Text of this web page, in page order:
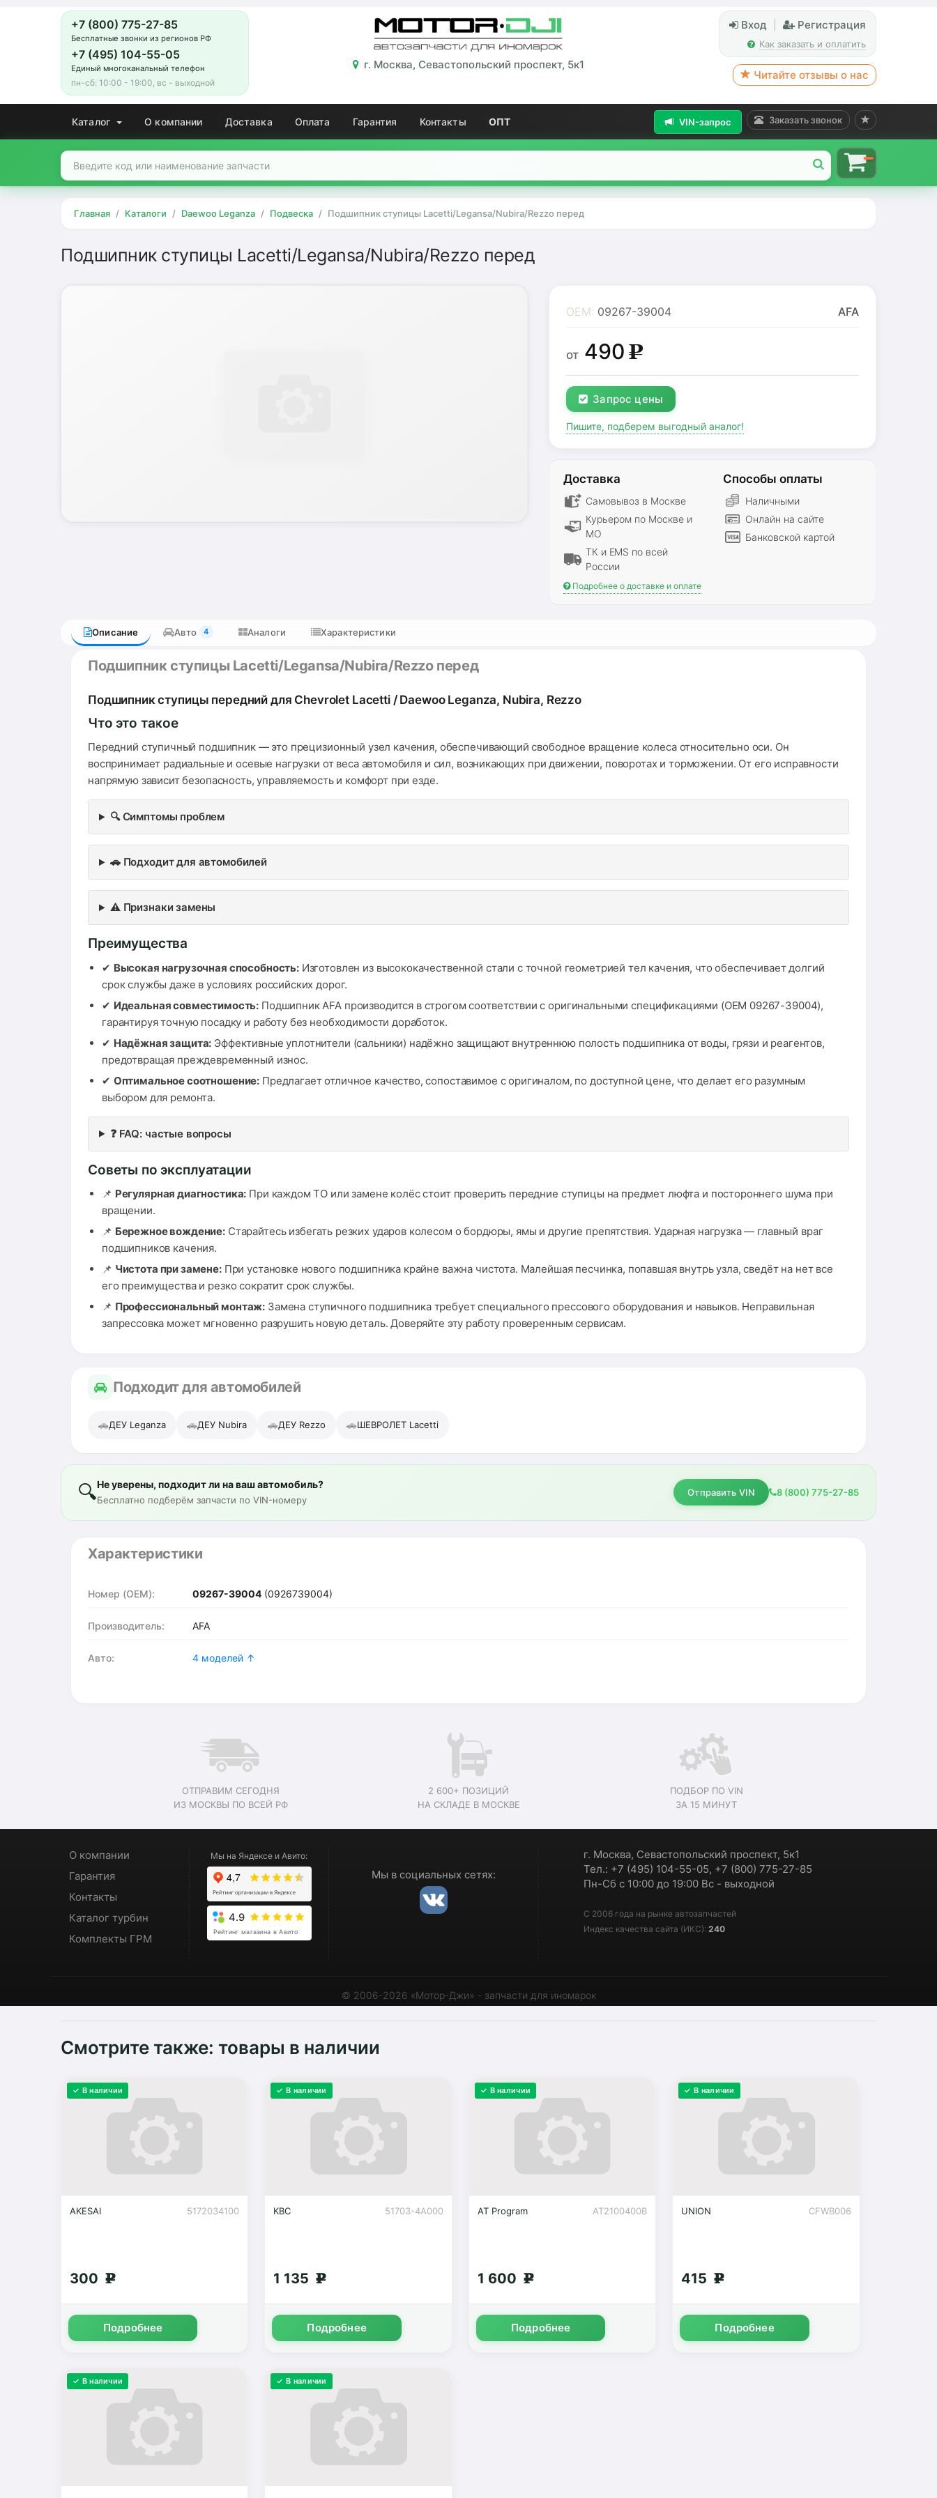
+7 (800) 775-27-85
Бесплатные звонки из регионов РФ
+7 (495) 104-55-05
Единый многоканальный телефон
пн-сб: 10:00 - 19:00, вс - выходной
г. Москва, Севастопольский проспект, 5к1
Вход Регистрация
Как заказать и оплатить
Читайте отзывы о нас
Каталог О компании Доставка Оплата Гарантия Контакты ОПТ Заказать звонок
VIN-запрос
Главная Каталоги Daewoo Leganza Подвеска Подшипник ступицы Lacetti/Legansa/Nubira/Rezzo перед
Подшипник ступицы Lacetti/Legansa/Nubira/Rezzo перед
OEM: 09267-39004 AFA
от 490g
Запрос цены
Пишите, подберем выгодный аналог!
Доставка
Самовывоз в Москве
Курьером по Москве и
МО
ТК и EMS по всей
России
Способы оплаты
Наличными
Онлайн на сайте
Банковской картой
Подробнее о доставке и оплате
Описание Авто 4 Аналоги Характеристики
Подшипник ступицы Lacetti/Legansa/Nubira/Rezzo перед
Подшипник ступицы передний для Chevrolet Lacetti / Daewoo Leganza, Nubira, Rezzo
Что это такое
Передний ступичный подшипник — это прецизионный узел качения, обеспечивающий свободное вращение колеса относительно оси. Он
воспринимает радиальные и осевые нагрузки от веса автомобиля и сил, возникающих при движении, поворотах и торможении. От его исправности
напрямую зависит безопасность, управляемость и комфорт при езде.
🔍 Симптомы проблем
🚗 Подходит для автомобилей
⚠️ Признаки замены
Преимущества
✔ Высокая нагрузочная способность:Изготовлен из высококачественной стали с точной геометрией тел качения, что обеспечивает долгий
срок службы даже в условиях российских дорог.
✔ Идеальная совместимость: Подшипник AFA производится в строгом соответствии с оригинальными спецификациями (OEM 09267-39004),
гарантируя точную посадку и работу без необходимости доработок.
✔ Надёжная защита: Эффективные уплотнители (сальники) надёжно защищают внутреннюю полость подшипника от воды, грязи и реагентов,
предотвращая преждевременный износ.
✔ Оптимальное соотношение: Предлагает отличное качество, сопоставимое с оригиналом, по доступной цене, что делает его разумным
выбором для ремонта.
❓ FAQ: частые вопросы
Советы по эксплуатации
📌 Регулярная диагностика: При каждом ТО или замене колёс стоит проверить передние ступицы на предмет люфта и постороннего шума при
вращении.
📌 Бережное вождение: Старайтесь избегать резких ударов колесом о бордюры, ямы и другие препятствия. Ударная нагрузка — главный враг
подшипников качения.
📌 Чистота при замене:При установке нового подшипника крайне важна чистота. Малейшая песчинка, попавшая внутрь узла, сведёт на нет все
его преимущества и резко сократит срок службы.
📌 Профессиональный монтаж: Замена ступичного подшипника требует специального прессового оборудования и навыков. Неправильная
запрессовка может мгновенно разрушить новую деталь. Доверяйте эту работу проверенным сервисам.
Подходит для автомобилей
🚗ДЕУ Leganza 🚗ДЕУ Nubira 🚗ДЕУ Rezzo 🚗ШЕВРОЛЕТ Lacetti
🔍Не уверены, подходит ли на ваш автомобиль?
Бесплатно подберём запчасти по VIN-номеру
Отправить VIN 8 (800) 775-27-85
Характеристики
Номер (OEM): 09267-39004 (0926739004)
Производитель: AFA
Авто: 4 моделей ↑
ОТПРАВИМ СЕГОДНЯ
ИЗ МОСКВЫ ПО ВСЕЙ РФ
2 600+ ПОЗИЦИЙ
НА СКЛАДЕ В МОСКВЕ
ПОДБОР ПО VIN
ЗА 15 МИНУТ
О компании
Гарантия
Контакты
Каталог турбин
Комплекты ГРМ
Мы на Яндексе и Авито:
4.9
Рейтинг магазина в Авито
Мы в социальных сетях:
г. Москва, Севастопольский проспект, 5к1
Тел.: +7 (495) 104-55-05, +7 (800) 775-27-85
Пн-Сб с 10:00 до 19:00 Вс - выходной
С 2006 года на рынке автозапчастей
Индекс качества сайта (ИКС): 240
© 2006-2026 «Мотор-Джи» - запчасти для иномарок
Смотрите также: товары в наличии
✓ В наличии
5172034100
AKESAI
300 g
Подробнее
✓ В наличии
51703-4A000
KBC
1 135 g
Подробнее
✓ В наличии
AT2100400B
AT Program
1 600 g
Подробнее
✓ В наличии
CFWB006
UNION
415 g
Подробнее
✓ В наличии ✓ В наличии